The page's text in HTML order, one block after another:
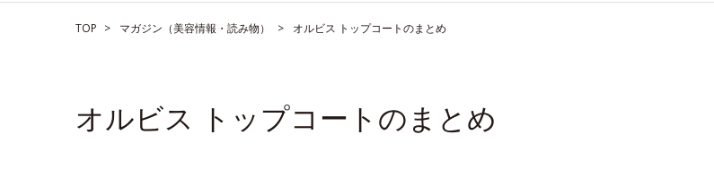
TOP マガジン（美容情報・読み物） オルビス トップコートのまとめ
オルビス トップコートのまとめ